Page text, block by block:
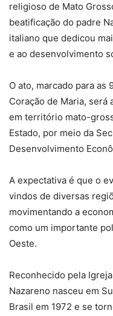
religioso de Mato
beatificação do padre
italiano que dedicou
e ao desenvolvimento
O ato, marcado para as
Coração de Maria, será
em território mato-
Estado, por meio da
Desenvolvimento
A expectativa é que o
vindos de diversas
movimentando a
como um importante
Oeste.
Reconhecido pela
Nazareno nasceu em
Brasil em 1972 e se